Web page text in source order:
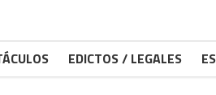
EDICTOS / LEGALES